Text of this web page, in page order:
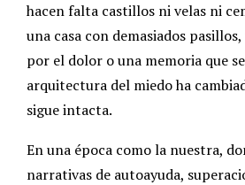
hacen falta castillos ni velas ni
una casa con demasiados
por el dolor o una memoria que
arquitectura del miedo ha
sigue intacta.
En una época como la nuestra,
narrativas de autoayuda,